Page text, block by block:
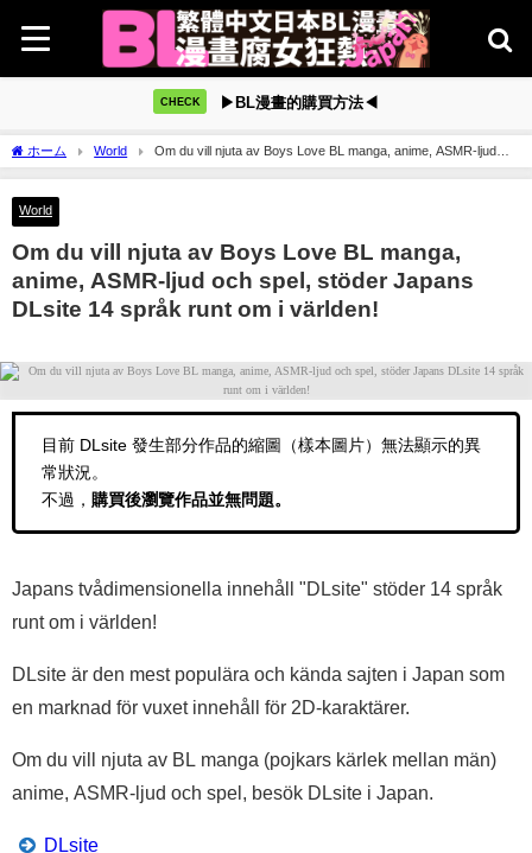
CHECK ▶BL漫畫的購買方法◀
ホーム World
Om du vill njuta av Boys Love BL manga, anime, ASMR-ljud
och spel, stöder Japans DLsite 14 språk runt om i världen!
World
Om du vill njuta av Boys Love BL manga,
anime, ASMR-ljud och spel, stöder Japans
DLsite 14 språk runt om i världen!
目前 DLsite 發生部分作品的縮圖（樣本圖片）無法顯示的異
常狀況。
不過， 購買後瀏覽作品並無問題。
Japans tvådimensionella innehåll "DLsite" stöder 14 språk
runt om i världen!
DLsite är den mest populära och kända sajten i Japan som
en marknad för vuxet innehåll för 2D-karaktärer.
Om du vill njuta av BL manga (pojkars kärlek mellan män)
anime, ASMR-ljud och spel, besök DLsite i Japan.
DLsite